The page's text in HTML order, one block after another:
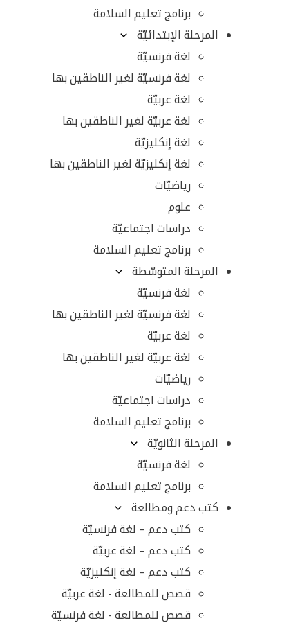
برنامج تعليم السلامة
المرحلة الإبتدائيّة
لغة فرنسيّة
لغة فرنسيّة لغير الناطقين بها
لغة عربيّة
لغة عربيّة لغير الناطقين بها
لغة إنكليزيّة
لغة إنكليزيّة لغير الناطقين بها
رياضيّات
علوم
دراسات اجتماعيّة
برنامج تعليم السلامة
المرحلة المتوسّطة
لغة فرنسيّة
لغة فرنسيّة لغير الناطقين بها
لغة عربيّة
لغة عربيّة لغير الناطقين بها
رياضيّات
دراسات اجتماعيّة
برنامج تعليم السلامة
المرحلة الثانويّة
لغة فرنسيّة
برنامج تعليم السلامة
كتب دعم ومطالعة
كتب دعم – لغة فرنسيّة
كتب دعم – لغة عربيّة
كتب دعم – لغة إنكليزيّة
قصص للمطالعة - لغة عربيّة
قصص للمطالعة - لغة فرنسيّة